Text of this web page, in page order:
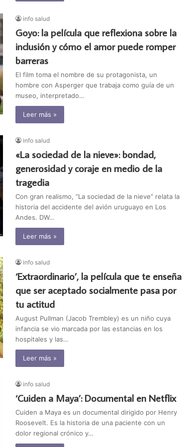
info salud
Goyo: la película que reflexiona sobre la
inclusión y cómo el amor puede romper
barreras
El film toma el nombre de su protagonista, un
hombre con Asperger que trabaja como guía de un
museo, interpretado…
Leer más »
info salud
«La sociedad de la nieve»: bondad,
generosidad y coraje en medio de la
tragedia
Con gran realismo, “La sociedad de la nieve” relata la
historia del accidente del avión uruguayo en Los
Andes. DW…
Leer más »
info salud
‘Extraordinario’, la película que te enseña
que ser aceptado socialmente pasa por
tu actitud
August Pullman (Jacob Trembley) es un niño cuya
infancia se vio marcada por las estancias en los
hospitales y las…
Leer más »
info salud
‘Cuiden a Maya’: Documental en Netflix
Cuiden a Maya es un documental dirigido por Henry
Roosevelt. Es la historia de una paciente con un
dolor regional crónico y…